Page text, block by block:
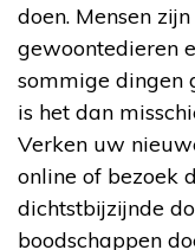
doen. Mensen
gewoontedieren
sommige dingen
is het dan
Verken uw
online of bezoek
dichtstbijzijnde
boodschappen